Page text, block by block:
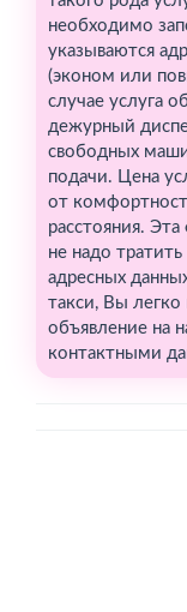
необходимо
указываются
(эконом или
случае услуга
дежурный
свободных
подачи. Цена
от
расстояния. Эта
не надо
адресных
такси, Вы
объявление на
контактными